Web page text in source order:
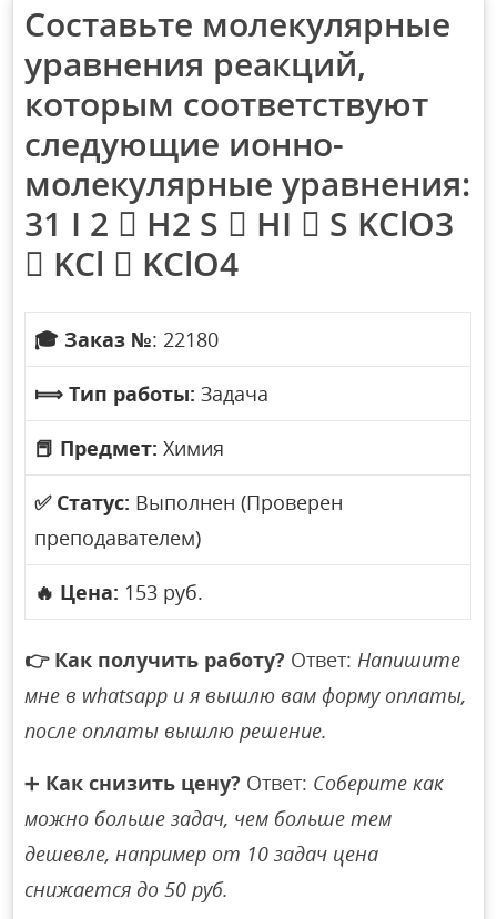
Составьте молекулярные
уравнения реакций,
которым соответствуют
следующие ионно-
молекулярные уравнения:
31 I 2  H2 S  HI  S KClO3
 KCl  KClO4
🎓 Заказ №: 22180
⟾ Тип работы: Задача
📕 Предмет: Химия
✅ Статус: Выполнен (Проверен
преподавателем)
🔥 Цена: 153 руб.
👉 Как получить работу? Ответ:Напишите
мне в whatsapp и я вышлю вам форму оплаты,
после оплаты вышлю решение.
➕ Как снизить цену? Ответ: Соберите как
можно больше задач, чем больше тем
дешевле, например от 10 задач цена
снижается до 50 руб.